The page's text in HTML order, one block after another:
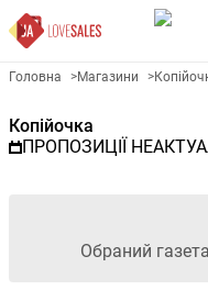
Рекламна
Головна >Магазини >
Копійочка
ПРОПОЗИЦІЇ
Обраний